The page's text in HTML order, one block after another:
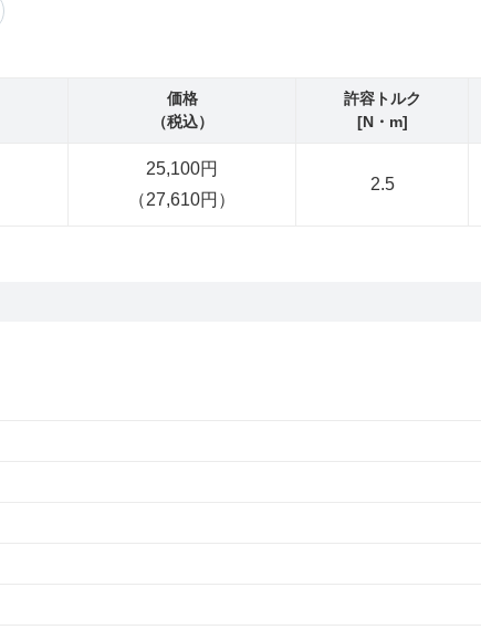
価格
（税込）
許容トルク
[N・m]
25,100円
（27,610円）
2.5